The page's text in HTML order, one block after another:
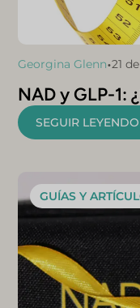
Georgina Glenn•21
NAD y GLP-1:
SEGUIR LEYENDO
GUÍAS Y